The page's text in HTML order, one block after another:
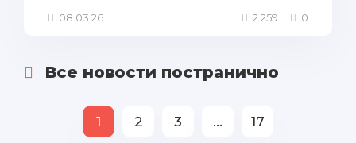
08.03.26 2 259 0
Все новости постранично
1 2 3 ... 17